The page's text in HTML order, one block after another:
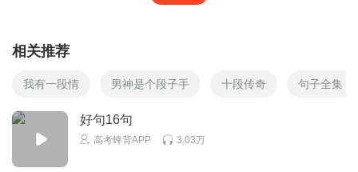
相关推荐
我有一段情 男神是个段子手 十段传奇 句子全集
好句16句
高考蜂背APP 3.03万